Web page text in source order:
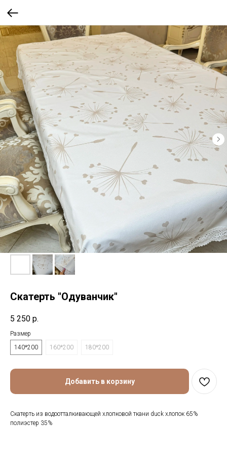
Скатерть "Одуванчик"
5 250 р.
Размер
140*200
160*200 180*200
Добавить в корзину
Скатерть из водоотталкивающей хлопковой ткани duck хлопок 65%
полиэстер 35%